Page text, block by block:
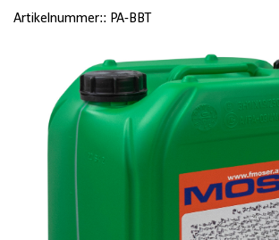
Artikelnummer:: PA-BBT